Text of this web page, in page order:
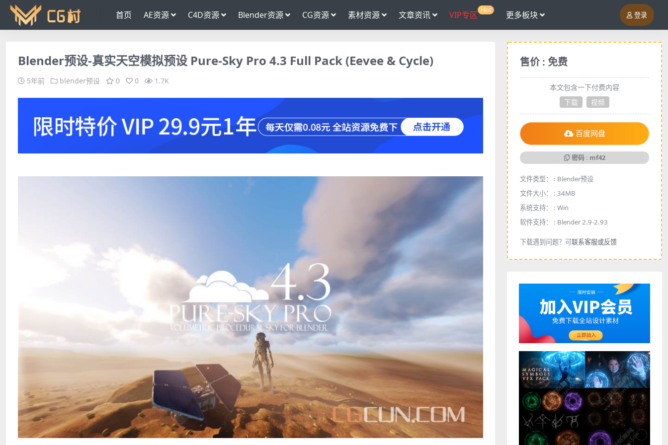
首页 AE资源 C4D资源 Blender资源 CG资源 素材资源 文章资讯 VIP专区 Hot 更多板块 登录
Blender预设-真实天空模拟预设 Pure-Sky Pro 4.3 Full Pack (Eevee & Cycle)
5年前 blender预设 0 0 1.7K
售价 : 免费
本文包含一下付费内容
下载
视频
百度网盘
密码 : mf42
文件类型： : Blender预设
文件大小： : 34MB
系统支持： : Win
软件支持： : Blender 2.9-2.93
下载遇到问题？可联系客服或反馈